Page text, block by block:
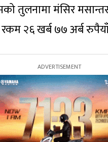
तुलनामा मंसिर
२६ खर्ब ७७ अर्ब रुपैयाँ